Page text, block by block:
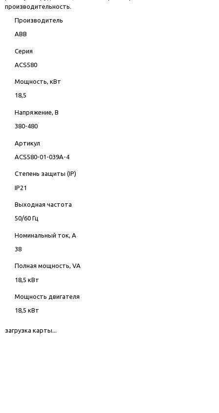
производительность.
Производитель
ABB
Серия
ACS580
Мощность, кВт
18,5
Напряжение, В
380-480
Артикул
ACS580-01-039A-4
Степень защиты (IP)
IP21
Выходная частота
50/60 Гц
Номинальный ток, А
38
Полная мощность, VA
18,5 кВт
Мощность двигателя
18,5 кВт
загрузка карты...